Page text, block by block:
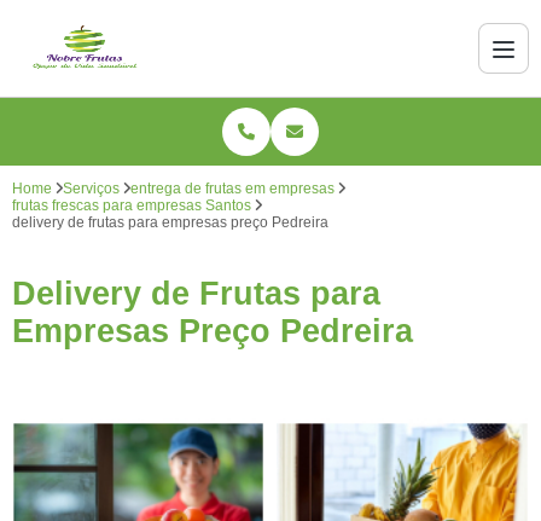
Home Serviços
entrega de frutas em empresas
frutas frescas para empresas Santos
delivery de frutas para empresas preço Pedreira
Delivery de Frutas para
Empresas Preço Pedreira